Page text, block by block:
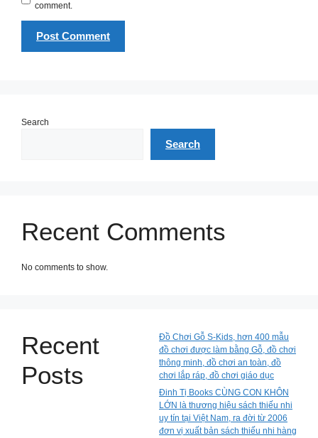
comment.
Search
Search
Recent Comments
No comments to show.
Recent
Posts
Đồ Chơi Gỗ S-Kids, hơn 400 mẫu
đồ chơi được làm bằng Gỗ, đồ chơi
thông minh, đồ chơi an toàn, đồ
chơi lắp ráp, đồ chơi giáo dục
Đinh Tị Books CÙNG CON KHÔN
LỚN là thương hiệu sách thiếu nhi
uy tín tại Việt Nam, ra đời từ 2006
đơn vị xuất bản sách thiếu nhi hàng